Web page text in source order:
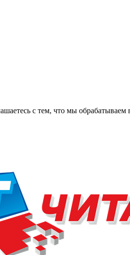
с тем, что мы